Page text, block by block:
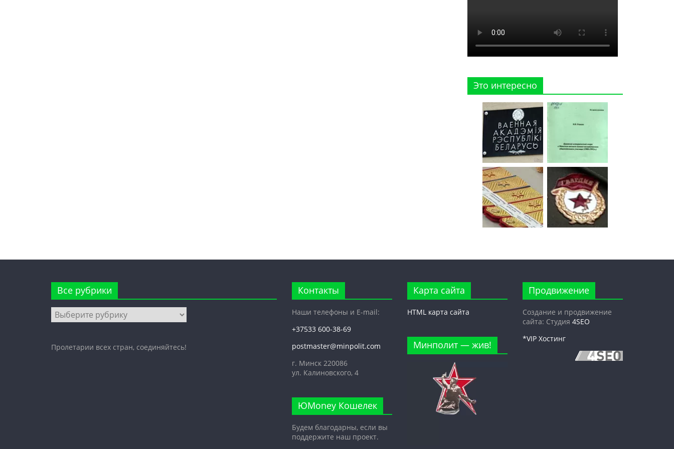
Это интересно
Все рубрики
Все
рубрики
Пролетарии всех стран, соединяйтесь!
Контакты
Наши телефоны и E-mail:
+37533 600-38-69
postmaster@minpolit.com
г. Минск 220086
ул. Калиновского, 4
ЮMoney Кошелек
Будем благодарны, если вы
поддержите наш проект.
Карта сайта
HTML карта сайта
Минполит — жив!
Продвижение
Создание и продвижение
сайта: Студия 4SEO
*VIP Хостинг